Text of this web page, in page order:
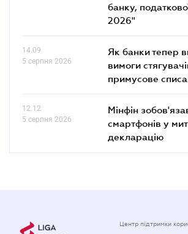
банку,
2026"
14.09
5 серпня 2026
Як банки тепер
вимоги
примусове
12.12
5 серпня 2026
Мінфін
смартфонів у
декларацію
Центр підтримки